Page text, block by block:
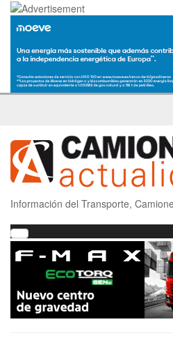
Información del Transporte,